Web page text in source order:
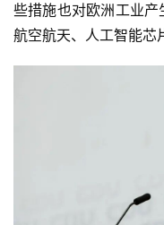
些措施也对欧洲工业产
航空航天、人工智能芯